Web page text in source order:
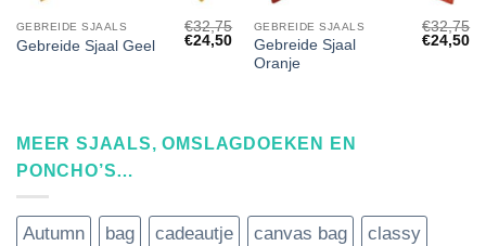
GEBREIDE SJAALS
Gebreide Sjaal Geel
€32,75
Oorspronkelijke
prijs
€24,50Huidige
prijs
GEBREIDE SJAALS
Gebreide Sjaal
Oranje
€32,75
prijs
€24,50
MEER SJAALS, OMSLAGDOEKEN EN
PONCHO’S…
Autumn bag cadeautje canvas bag
classy